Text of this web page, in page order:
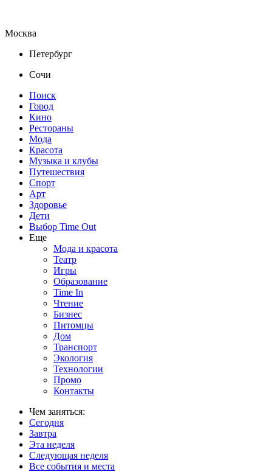
Москва
Петербург
Сочи
Поиск
Город
Кино
Рестораны
Мода
Красота
Музыка и клубы
Путешествия
Спорт
Арт
Здоровье
Дети
Выбор Time Out
Еще
Мода и красота
Театр
Игры
Образование
Time In
Чтение
Бизнес
Питомцы
Дом
Транспорт
Экология
Технологии
Промо
Контакты
Чем заняться:
Сегодня
Завтра
Эта неделя
Следующая неделя
Все события и места